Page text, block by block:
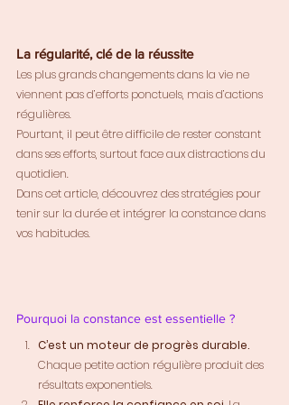
La régularité, clé de la réussite
Les plus grands changements dans la vie ne
viennent pas d’efforts ponctuels, mais d’actions
régulières.
Pourtant, il peut être difficile de rester constant
dans ses efforts, surtout face aux distractions du
quotidien.
Dans cet article, découvrez des stratégies pour
tenir sur la durée et intégrer la constance dans
vos habitudes.
Pourquoi la constance est essentielle ?
C’est un moteur de progrès durable.
Chaque petite action régulière produit des
résultats exponentiels.